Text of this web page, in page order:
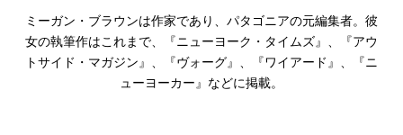
ミーガン・ブラウンは作家であり、パタゴニアの元編集者。彼
女の執筆作はこれまで、『ニューヨーク・タイムズ』、『アウ
トサイド・マガジン』、『ヴォーグ』、『ワイアード』、『ニ
ューヨーカー』などに掲載。